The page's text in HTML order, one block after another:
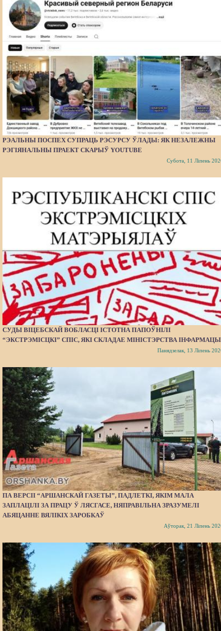
РЭАЛЬНЫ ПОСПЕХ СУПРАЦЬ РЭСУРСУ ЎЛАДЫ: ЯК НЕЗАЛЕЖНЫ
РЭГІЯНАЛЬНЫ ПРАЕКТ СКАРЫЎ YOUTUBE
Субота, 11 Ліпень
СУДЫ ВІЦЕБСКАЙ ВОБЛАСЦІ ІСТОТНА ПАПОЎНІЛІ
“ЭКСТРЭМІСЦКІ” СПІС, ЯКІ СКЛАДАЕ МІНІСТЭРСТВА
Панядзелак, 13 Ліпень
ПА ВЕРСІІ “АРШАНСКАЙ ГАЗЕТЫ”, ПАДЛЕТКІ, ЯКІМ МАЛА
ЗАПЛАЦІЛІ ЗА ПРАЦУ Ў ЛЯСГАСЕ, НЯПРАВІЛЬНА ЗРАЗУМЕЛІ
АБЯЦАННЕ ВЯЛІКІХ ЗАРОБКАЎ
Аўторак, 21 Ліпень